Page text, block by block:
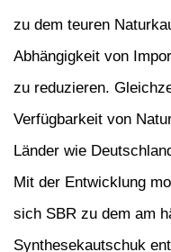
zu dem teuren
Abhängigkeit von
zu reduzieren.
Verfügbarkeit von
Länder wie
Mit der Entwicklung
sich SBR zu dem am
Synthesekautschuk